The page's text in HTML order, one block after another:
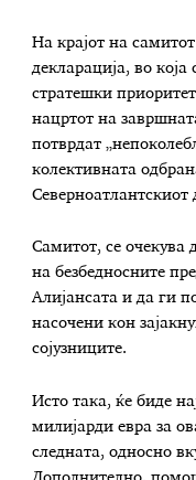
На крајот на
декларација, во
стратешки
нацртот на
потврдат
колективната
Северноатлантскиот
Самитот, се очекува
на безбедносните
Алијансата и да ги
насочени кон
сојузниците.
Исто така, ќе биде
милијарди евра за
следната, односно